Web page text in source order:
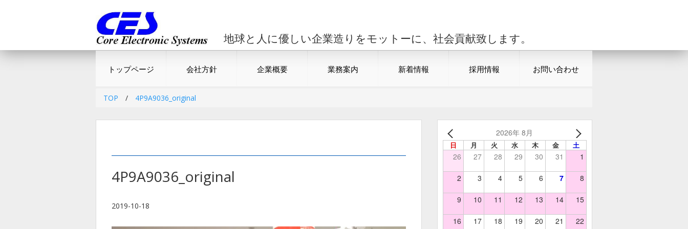
地球と人に優しい企業造りをモットーに、社会貢献致します。
トップページ 会社方針 企業概要 業務案内 新着情報 採用情報 お問い合わせ
TOP / 4P9A9036_original
4P9A9036_original
2019-10-18
2026年 8月
日 月 火 水 木 金 土
26 27 28 29 30 31 1
2 3 4 5 6 7 8
9 10 11 12 13 14 15
16 17 18 19 20 21 22